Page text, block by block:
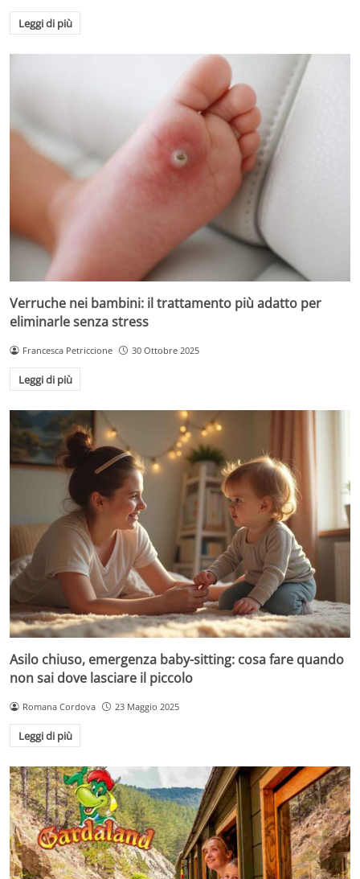
Leggi di più
Verruche nei bambini: il trattamento più adatto per
eliminarle senza stress
Francesca Petriccione 30 Ottobre 2025
Leggi di più
Asilo chiuso, emergenza baby-sitting: cosa fare quando
non sai dove lasciare il piccolo
Romana Cordova 23 Maggio 2025
Leggi di più